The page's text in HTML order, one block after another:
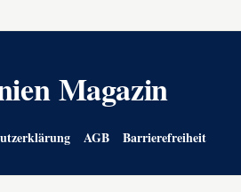
Magazin
AGB Barrierefreiheit